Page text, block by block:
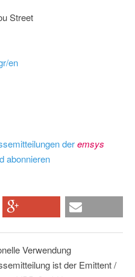
Street
en
deremsys
abonnieren
Verwendung
ist der Emittent /